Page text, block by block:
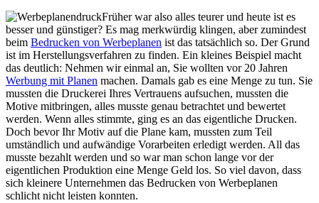
Früher war also alles teurer und heute ist es
besser und günstiger? Es mag merkwürdig klingen, aber zumindest
beim Bedrucken von Werbeplanen ist das tatsächlich so. Der Grund
ist im Herstellungsverfahren zu finden. Ein kleines Beispiel macht
das deutlich: Nehmen wir einmal an, Sie wollten vor 20 Jahren
Werbung mit Planen machen. Damals gab es eine Menge zu tun. Sie
mussten die Druckerei Ihres Vertrauens aufsuchen, mussten die
Motive mitbringen, alles musste genau betrachtet und bewertet
werden. Wenn alles stimmte, ging es an das eigentliche Drucken.
Doch bevor Ihr Motiv auf die Plane kam, mussten zum Teil
umständlich und aufwändige Vorarbeiten erledigt werden. All das
musste bezahlt werden und so war man schon lange vor der
eigentlichen Produktion eine Menge Geld los. So viel davon, dass
sich kleinere Unternehmen das Bedrucken von Werbeplanen
schlicht nicht leisten konnten.